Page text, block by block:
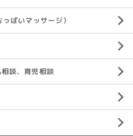
ぱいマッサージ）
談、育児相談